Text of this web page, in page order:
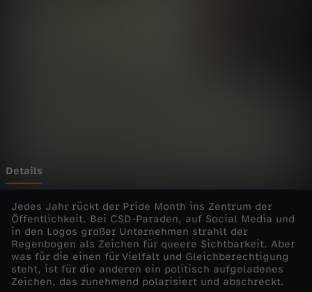
r
t
r
e
Details
Jedes Jahr rückt der Pride Month ins Zentrum der
Öffentlichkeit. Bei CSD-Paraden, auf Social Media und
in den Logos großer Unternehmen strahlt der
Regenbogen als Zeichen für queere Sichtbarkeit. Aber
was für die einen für Vielfalt und Gleichberechtigung
steht, ist für die anderen ein politisch aufgeladenes
Zeichen, das zunehmend polarisiert und abschreckt.